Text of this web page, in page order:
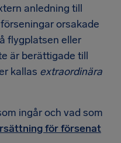
anledning till
orsakade
flygplatsen eller
är berättigade till
kallas extraordinära
ingår och vad som
för försenat